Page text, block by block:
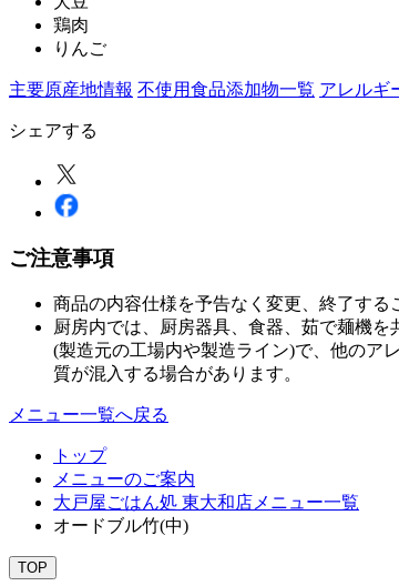
鶏肉
りんご
主要原産地情報 不使用食品添加物一覧 アレルギ
シェアする
ご注意事項
商品の内容仕様を予告なく変更、終了する
厨房内では、厨房器具、食器、茹で麺機
(製造元の工場内や製造ライン)で、他のア
質が混入する場合があります。
メニュー一覧へ戻る
トップ
メニューのご案内
大戸屋ごはん処 東大和店メニュー一覧
オードブル竹(中)
TOP